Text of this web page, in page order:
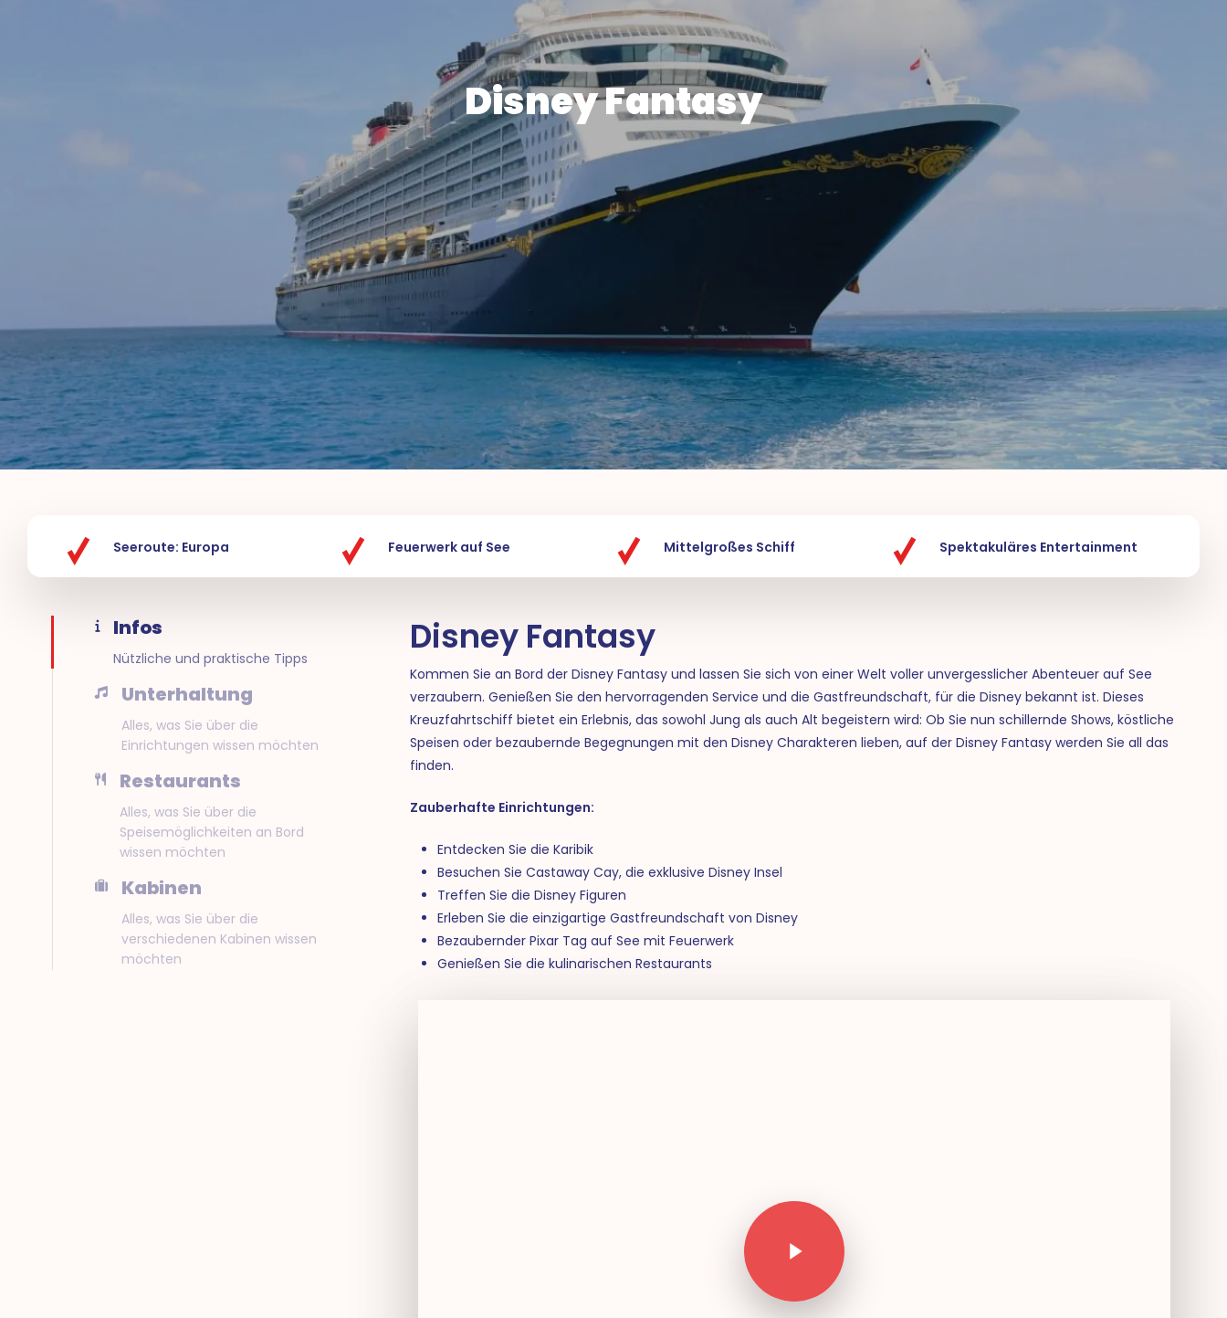
Disney Fantasy
Seeroute: Europa Feuerwerk auf See Mittelgroßes Schiff Spektakuläres Entertainment
Infos
Nützliche und praktische Tipps
Unterhaltung
Alles, was Sie über die
Einrichtungen wissen möchten
Restaurants
Alles, was Sie über die
Speisemöglichkeiten an Bord
wissen möchten
Kabinen
Alles, was Sie über die
verschiedenen Kabinen wissen
möchten
Disney Fantasy
Kommen Sie an Bord der Disney Fantasy und lassen Sie sich von einer Welt voller unvergesslicher Abenteuer auf See
verzaubern. Genießen Sie den hervorragenden Service und die Gastfreundschaft, für die Disney bekannt ist. Dieses
Kreuzfahrtschiff bietet ein Erlebnis, das sowohl Jung als auch Alt begeistern wird: Ob Sie nun schillernde Shows, köstliche
Speisen oder bezaubernde Begegnungen mit den Disney Charakteren lieben, auf der Disney Fantasy werden Sie all das
finden.
Zauberhafte Einrichtungen:
Entdecken Sie die Karibik
Besuchen Sie Castaway Cay, die exklusive Disney Insel
Treffen Sie die Disney Figuren
Erleben Sie die einzigartige Gastfreundschaft von Disney
Bezaubernder Pixar Tag auf See mit Feuerwerk
Genießen Sie die kulinarischen Restaurants
Play Video